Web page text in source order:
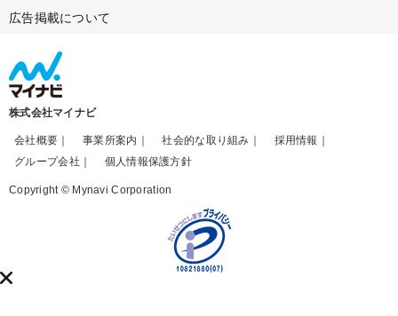
広告掲載について
株式会社マイナビ
会社概要 事業所案内 社会的な取り組み
採用情報
グループ会社
個人情報保護方針
Copyright © Mynavi Corporation